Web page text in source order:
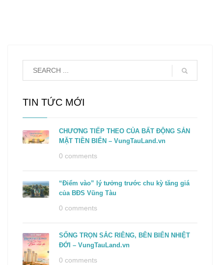
TIN TỨC MỚI
CHƯƠNG TIẾP THEO CỦA BẤT ĐỘNG SẢN
MẶT TIỀN BIỂN – VungTauLand.vn
0 comments
“Điểm vào” lý tưởng trước chu kỳ tăng giá
của BĐS Vũng Tàu
0 comments
SỐNG TRỌN SẮC RIÊNG, BÊN BIỂN NHIỆT
ĐỚI – VungTauLand.vn
0 comments